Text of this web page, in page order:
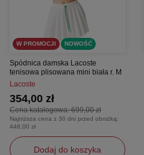
W PROMOCJI NOWOŚĆ
Spódnica damska Lacoste
tenisowa plisowana mini biała r. M
Lacoste
Cena katalogowa:699,00 zł
354,00 zł
Najniższa cena z 30 dni przed obniżką:
448,00 zł
Dodaj do koszyka